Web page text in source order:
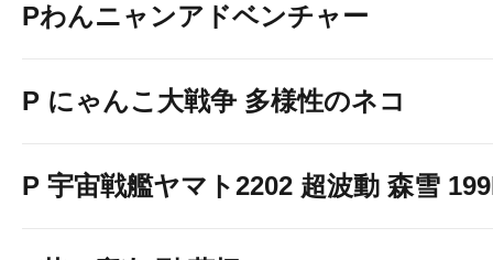
Pわんニャンアドベンチャー
P にゃんこ大戦争 多様性のネコ
P 宇宙戦艦ヤマト2202 超波動 森雪